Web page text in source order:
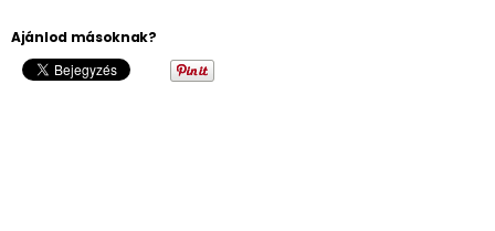
Ajánlod másoknak?